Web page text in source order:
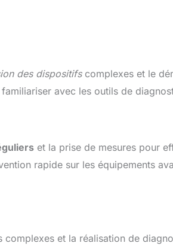
des dispositifscomplexes et le
avec les outils de
et la prise de mesures pour
rapide sur les équipements
complexes et la réalisation de